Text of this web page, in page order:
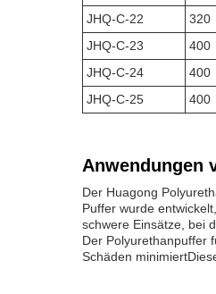
JHQ-C-22
320
JHQ-C-23
400
JHQ-C-24
400
JHQ-C-25
400
Anwendungen
Der Huagong
Puffer wurde
schwere Einsätze, bei
Der Polyurethanpuffer
Schäden